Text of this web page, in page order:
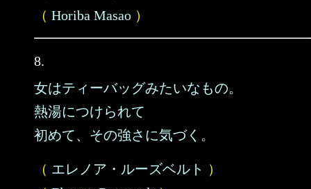
（ Horiba Masao ）
8.
女はティーバッグみたいなもの。
熱湯につけられて
初めて、その強さに気づく。
（ エレノア・ルーズベルト ）